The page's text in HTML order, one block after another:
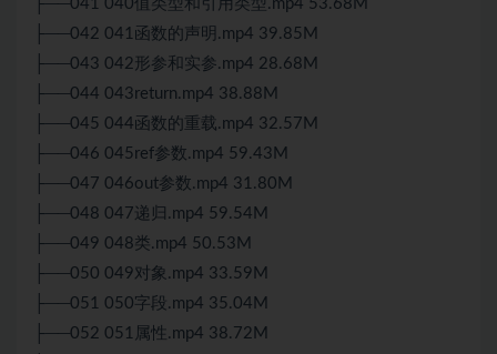
├──041 040值类型和引用类型.mp4 53.68M
├──042 041函数的声明.mp4 39.85M
├──043 042形参和实参.mp4 28.68M
├──044 043return.mp4 38.88M
├──045 044函数的重载.mp4 32.57M
├──046 045ref参数.mp4 59.43M
├──047 046out参数.mp4 31.80M
├──048 047递归.mp4 59.54M
├──049 048类.mp4 50.53M
├──050 049对象.mp4 33.59M
├──051 050字段.mp4 35.04M
├──052 051属性.mp4 38.72M